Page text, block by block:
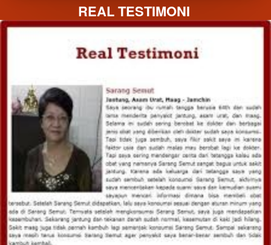
REAL TESTIMONI